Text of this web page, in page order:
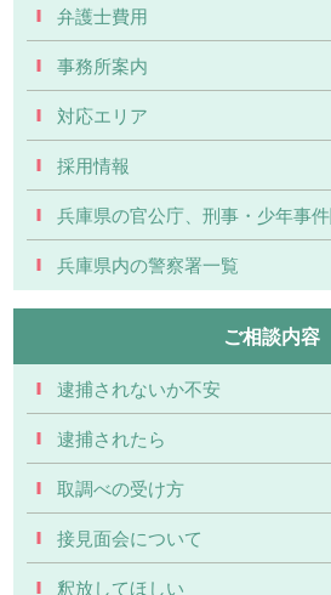
弁護士費用
事務所案内
対応エリア
採用情報
兵庫県の官公庁、刑事・少年事
兵庫県内の警察署一覧
ご相談内容
逮捕されないか不安
逮捕されたら
取調べの受け方
接見面会について
釈放してほしい